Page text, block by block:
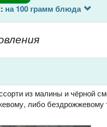
на 100 грамм блюда
из малины и чёрной
либо бездрожжевому